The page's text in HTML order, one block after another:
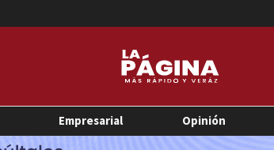
Empresarial Opinión